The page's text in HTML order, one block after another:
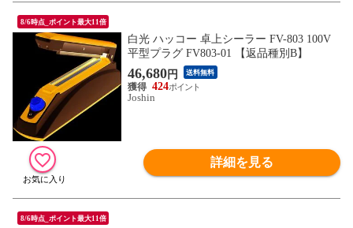
8/6時点_ポイント最大11倍
白光 ハッコー 卓上シーラー FV-803 100V
平型プラグ FV803-01 【返品種別B】
46,680円 送料無料
424
Joshin
詳細を見る
8/6時点_ポイント最大11倍